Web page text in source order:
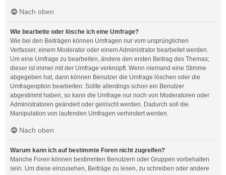
Nach oben
Wie bearbeite oder lösche ich eine Umfrage?
Wie bei den Beiträgen können Umfragen nur vom ursprünglichen
Verfasser, einem Moderator oder einem Administrator bearbeitet werden.
Um eine Umfrage zu bearbeiten, ändere den ersten Beitrag des Themas;
dieser ist immer mit der Umfrage verknüpft. Wenn niemand eine Stimme
abgegeben hat, dann können Benutzer die Umfrage löschen oder die
Umfrageoption bearbeiten. Sollte allerdings schon ein Benutzer
abgestimmt haben, so kann die Umfrage nur noch von Moderatoren oder
Administratoren geändert oder gelöscht werden. Dadurch soll die
Manipulation von laufenden Umfragen verhindert werden.
Nach oben
Warum kann ich auf bestimmte Foren nicht zugreifen?
Manche Foren können bestimmten Benutzern oder Gruppen vorbehalten
sein. Um diese einzusehen, Beiträge zu lesen, zu schreiben oder andere